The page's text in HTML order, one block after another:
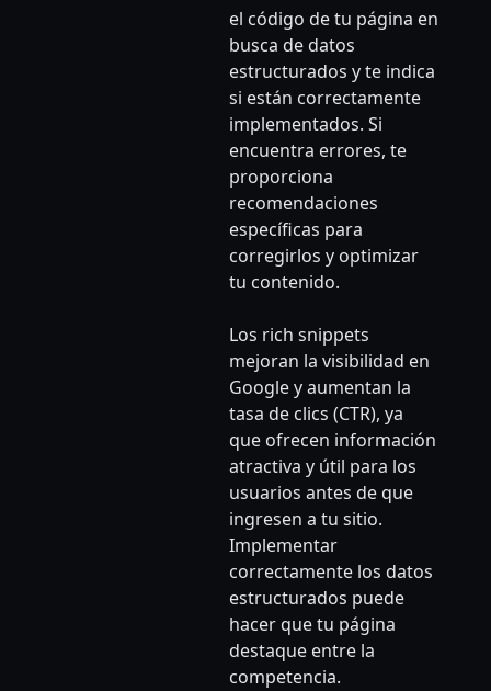
el código de tu página en
busca de datos
estructurados y te indica
si están correctamente
implementados. Si
encuentra errores, te
proporciona
recomendaciones
específicas para
corregirlos y optimizar
tu contenido.
Los rich snippets
mejoran la visibilidad en
Google y aumentan la
tasa de clics (CTR), ya
que ofrecen información
atractiva y útil para los
usuarios antes de que
ingresen a tu sitio.
Implementar
correctamente los datos
estructurados puede
hacer que tu página
destaque entre la
competencia.